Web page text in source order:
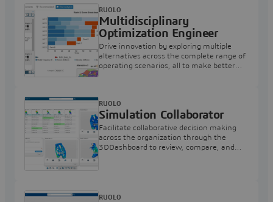
Multidisciplinary
Optimization Engineer
Drive innovation by exploring multiple
alternatives across the complete range of
operating scenarios, all to make better
RUOLO
Simulation Collaborator
Facilitate collaborative decision making
across the organization through the
3DDashboard to review, compare, and
RUOLO
RUOLO